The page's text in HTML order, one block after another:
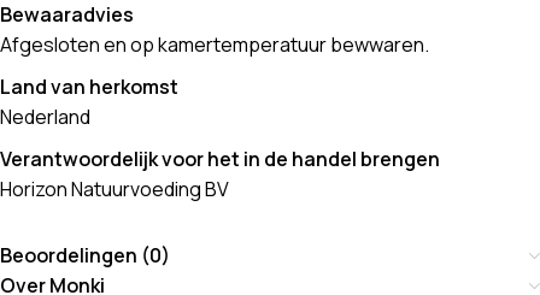
Bewaaradvies
Afgesloten en op kamertemperatuur bewwaren.
Land van herkomst
Nederland
Verantwoordelijk voor het in de handel brengen
Horizon Natuurvoeding BV
Beoordelingen (0)
Over Monki